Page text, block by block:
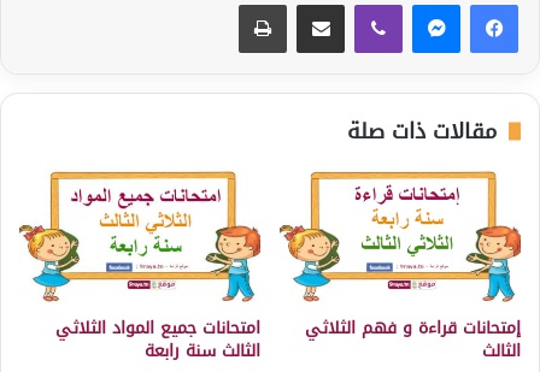
مقالات ذات صلة
إمتحانات قراءة و فهم الثلاثي
الثالث
امتحانات جميع المواد الثلاثي
الثالث سنة رابعة